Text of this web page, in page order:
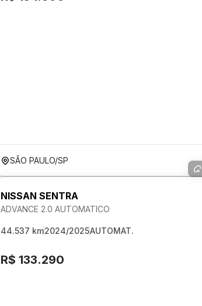
SÃO PAULO/SP
NISSAN SENTRA
ADVANCE 2.0 AUTOMATICO
44.537 km2024/2025AUTOMAT.
R$ 133.290